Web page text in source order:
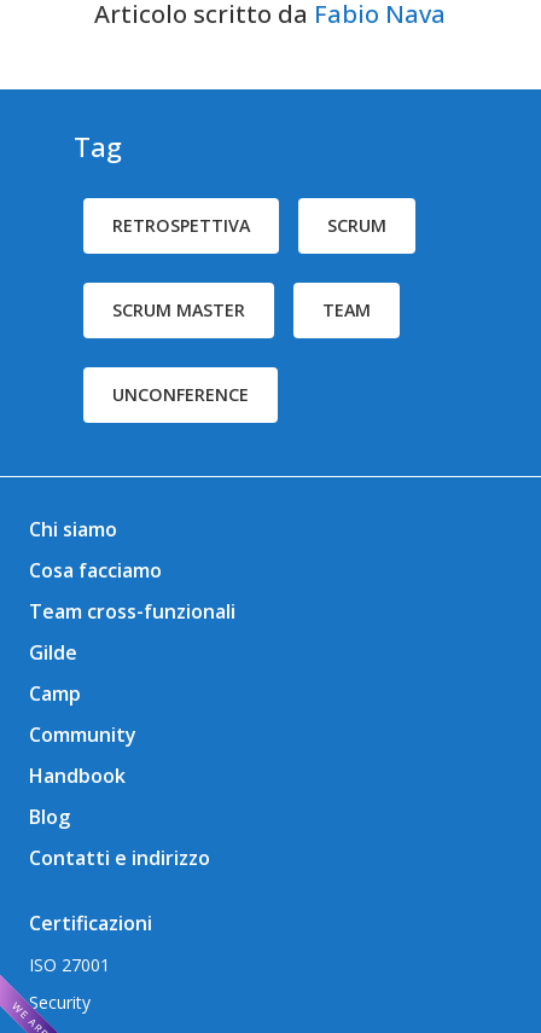
Articolo scritto da Fabio Nava
Tag
RETROSPETTIVA SCRUM
SCRUM MASTER TEAM
UNCONFERENCE
Chi siamo
Cosa facciamo
Team cross-funzionali
Gilde
Camp
Community
Handbook
Blog
Contatti e indirizzo
Certificazioni
ISO 27001
Security